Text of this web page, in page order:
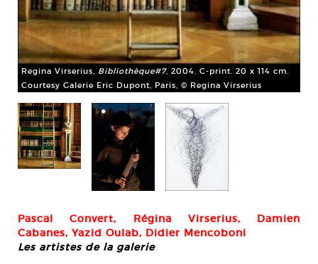
Regina Virserius, Bibliothèque#7, 2004. C-print. 20 x 114 cm.
Courtesy Galerie Eric Dupont, Paris, © Regina Virserius
Pascal Convert, Régina Virserius, Damien
Cabanes, Yazid Oulab, Didier Mencoboni
Les artistes de la galerie